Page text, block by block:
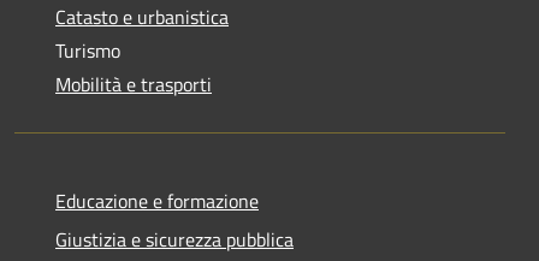
Catasto e urbanistica
Turismo
Mobilità e trasporti
Educazione e formazione
Giustizia e sicurezza pubblica